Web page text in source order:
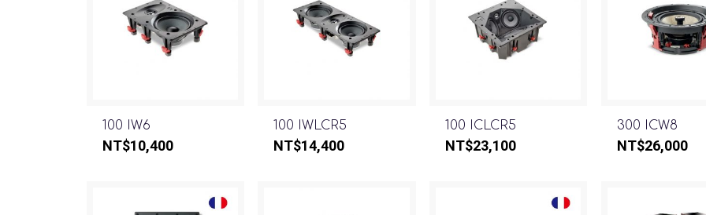
100 IW6
NT$10,400
100 IWLCR5
NT$14,400
100 ICLCR5
NT$23,100
300 ICW8
NT$26,000